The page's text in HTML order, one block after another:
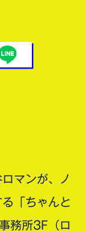
マンが、ノ
「ちゃんと
務所3F（ロ